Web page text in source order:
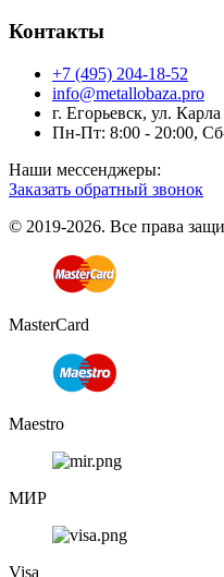
Контакты
+7 (495) 204-18-52
info@metallobaza.pro
г. Егорьевск, ул.
Пн-Пт: 8:00 - 20:00,
Наши мессенджеры:
Заказать обратный звонок
© 2019-2026. Все права
MasterCard
Maestro
МИР
Visa